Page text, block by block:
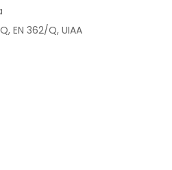
EN 362/Q, UIAA